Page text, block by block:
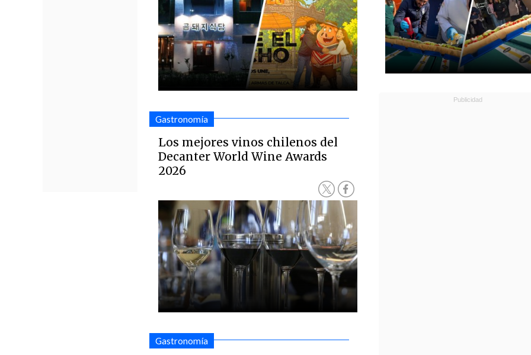
Gastronomía
Los mejores vinos chilenos del
Decanter World Wine Awards
2026
Gastronomía